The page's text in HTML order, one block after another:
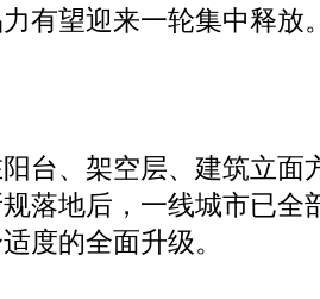
有望迎来一轮集中释放
阳台、架空层、建筑立
落地后，一线城市已全
度的全面升级。